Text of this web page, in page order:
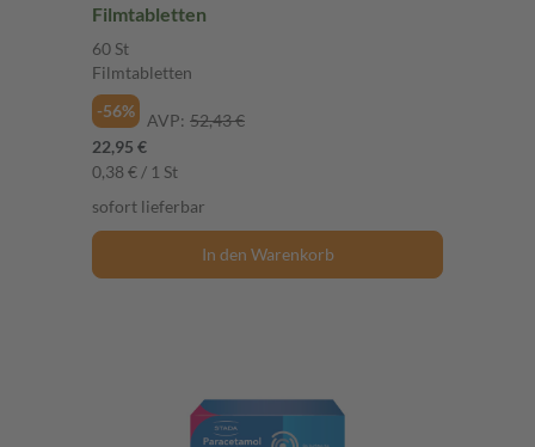
Filmtabletten
60 St
Filmtabletten
-56%
AVP: 52,43 €
22,95 €
0,38 € / 1 St
sofort lieferbar
In den Warenkorb